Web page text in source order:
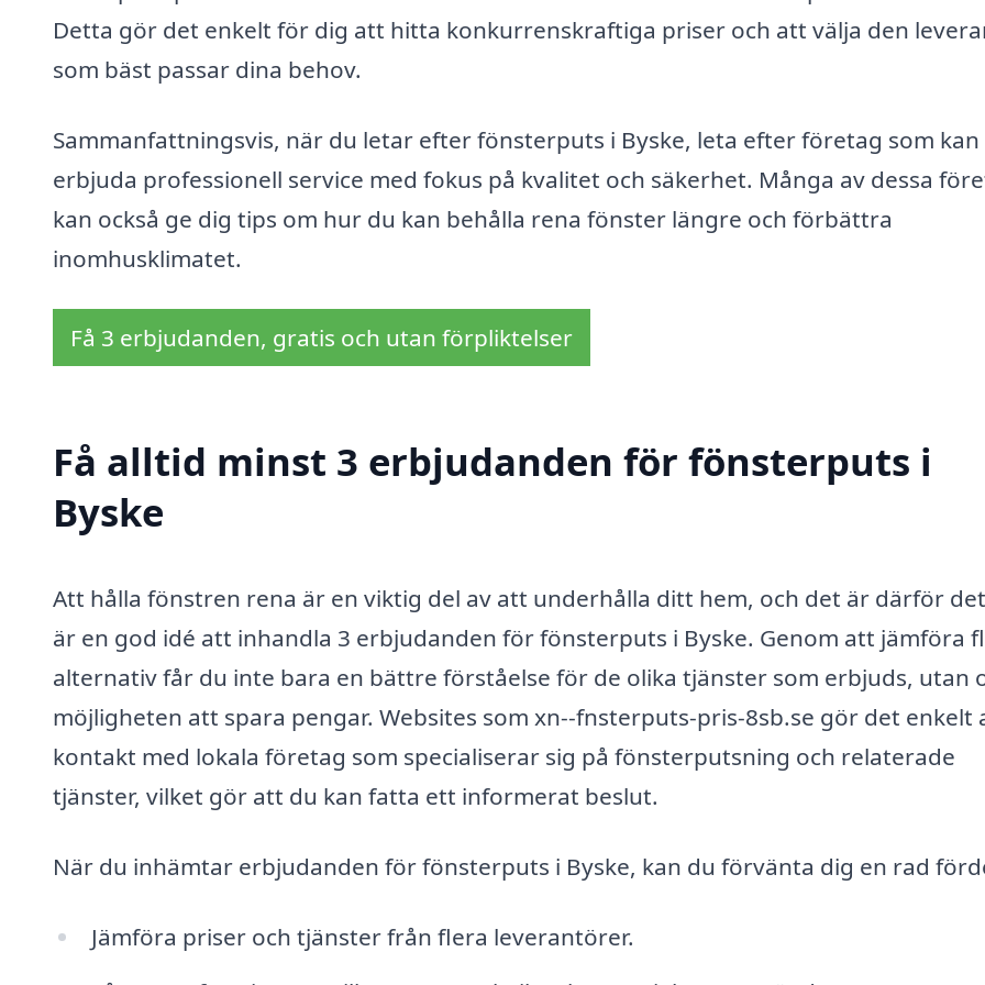
Detta gör det enkelt för dig att hitta konkurrenskraftiga priser och att välja den
som bäst passar dina behov.
Sammanfattningsvis, när du letar efter fönsterputs i Byske, leta efter företag som kan
erbjuda professionell service med fokus på kvalitet och säkerhet. Många av dessa
kan också ge dig tips om hur du kan behålla rena fönster längre och förbättra
inomhusklimatet.
Få 3 erbjudanden, gratis och utan förpliktelser
Få alltid minst 3 erbjudanden för fönsterputs i
Byske
Att hålla fönstren rena är en viktig del av att underhålla ditt hem, och det är därför
är en god idé att inhandla 3 erbjudanden för fönsterputs i Byske. Genom att jämföra
alternativ får du inte bara en bättre förståelse för de olika tjänster som erbjuds, utan
möjligheten att spara pengar. Websites som xn--fnsterputs-pris-8sb.se gör det enkelt
kontakt med lokala företag som specialiserar sig på fönsterputsning och relaterade
tjänster, vilket gör att du kan fatta ett informerat beslut.
När du inhämtar erbjudanden för fönsterputs i Byske, kan du förvänta dig en rad
Jämföra priser och tjänster från flera leverantörer.